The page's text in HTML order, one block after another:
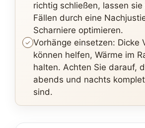
richtig schließen, lassen
Fällen durch eine
Scharniere optimieren.
Vorhänge einsetzen: Dicke
können helfen, Wärme im
halten. Achten Sie darauf,
abends und nachts
sind.